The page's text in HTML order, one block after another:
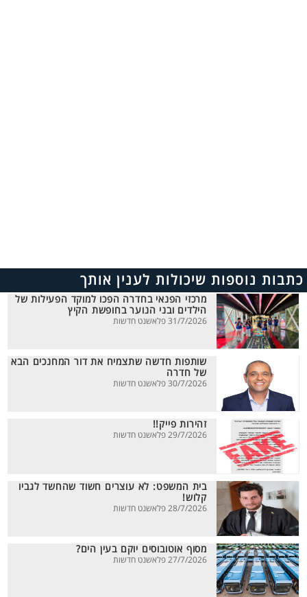
כתבות נוספות שיכולות לענין אותך
מרכזי הפנאי בחדרה הפכו למוקד הפעילות של
הילדים ובני הנוער בחופשת הקיץ
31/7/2026 פלאשנט חדשות
שותפות חדשה שתצמיח את דור המחנכים הבא
של חדרה
30/7/2026 פלאשנט חדשות
זהירות פייק!!
29/7/2026 פלאשנט חדשות
בית המשפט: לא עוצרים חשוד שהחשד לגביו
קלוש!
28/7/2026 פלאשנט חדשות
מסוף אוטובוסים יוקם בעין הים?
27/7/2026 פלאשנט חדשות